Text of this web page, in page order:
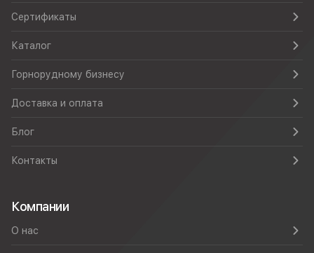
Сертификаты
Каталог
Горнорудному бизнесу
Доставка и оплата
Блог
Контакты
Компании
О нас